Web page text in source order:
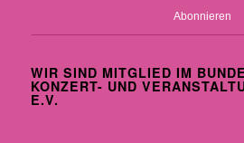
WIR SIND MITGLIED IM
KONZERT- UND
E.V.